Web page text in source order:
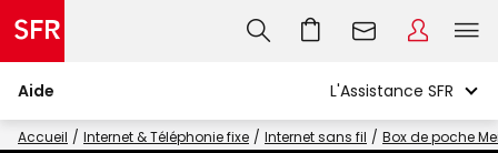
Aide
Accueil Internet & Téléphonie fixe Internet sans fil Box de poche